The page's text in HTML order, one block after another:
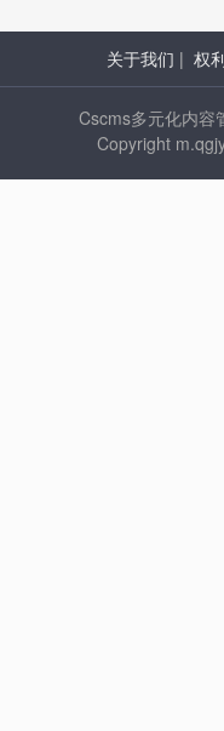
关于我们 | 权
Cscms多元化内
Copyright